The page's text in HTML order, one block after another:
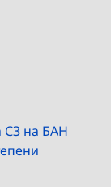
СЗ на БАН